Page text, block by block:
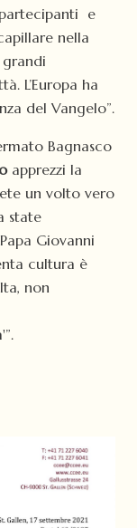
e
nella
L’Europa ha
del Vangelo”.
Bagnasco
apprezzi la
un volto vero
state
Giovanni
cultura è
non